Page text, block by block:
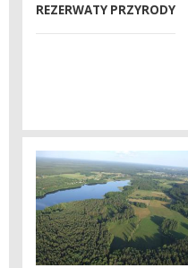
REZERWATY PRZYRODY